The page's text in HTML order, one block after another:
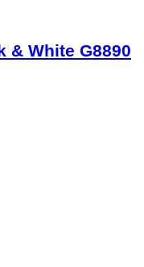
& White G8890